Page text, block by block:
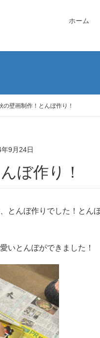
ホーム
の壁画制作！とんぼ作り！
9月24日
ぼ作り！
とんぼ作りでした！とん
いとんぼができました！